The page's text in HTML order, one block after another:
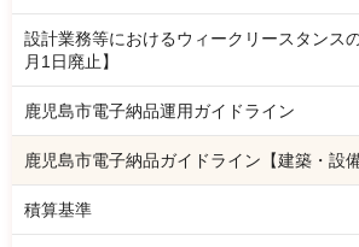
設計業務等におけるウィークリースタンス
月1日廃止】
鹿児島市電子納品運用ガイドライン
鹿児島市電子納品ガイドライン【建築・設
積算基準